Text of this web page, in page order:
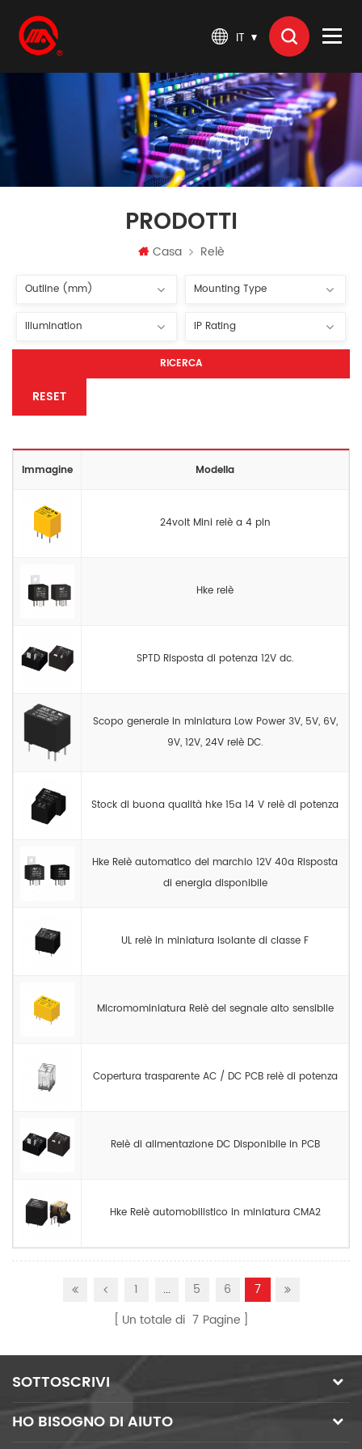
IT
PRODOTTI
Casa Relè
RICERCA
RESET
Immagine Modella
24volt Mini relè a 4 pin
Hke relè
SPTD Risposta di potenza 12V dc.
Scopo generale in miniatura Low Power 3V, 5V, 6V,
9V, 12V, 24V relè DC.
Stock di buona qualità hke 15a 14 V relè di potenza
Hke Relè automatico del marchio 12V 40a Risposta
di energia disponibile
UL relè in miniatura isolante di classe F
Micromominiatura Relè del segnale alto sensibile
Copertura trasparente AC / DC PCB relè di potenza
Relè di alimentazione DC Disponibile in PCB
Hke Relè automobilistico in miniatura CMA2
1 ... 5 6
7
Un totale di 7 Pagine
SOTTOSCRIVI
HO BISOGNO DI AIUTO